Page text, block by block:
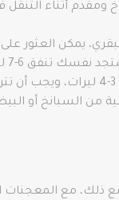
أثناء التنقل
ليس برث للغاية!
مع المعجنات